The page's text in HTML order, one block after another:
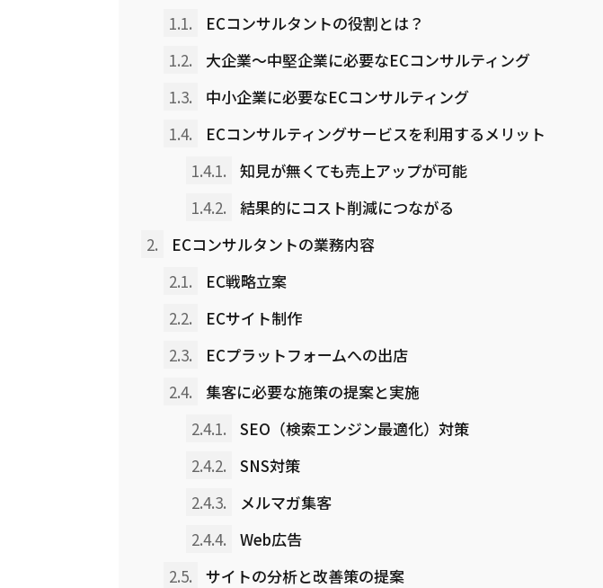
1.1.
ECコンサルタントの役割とは？
1.2.
大企業〜中堅企業に必要なECコンサルティング
1.3.
中小企業に必要なECコンサルティング
1.4.
ECコンサルティングサービスを利用するメリット
1.4.1.
知見が無くても売上アップが可能
1.4.2.
結果的にコスト削減につながる
2.
ECコンサルタントの業務内容
2.1.
EC戦略立案
2.2.
ECサイト制作
2.3.
ECプラットフォームへの出店
2.4.
集客に必要な施策の提案と実施
2.4.1.
SEO（検索エンジン最適化）対策
2.4.2.
SNS対策
2.4.3.
メルマガ集客
2.4.4.
Web広告
2.5.
サイトの分析と改善策の提案